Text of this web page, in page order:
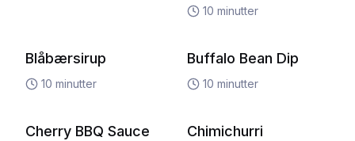
10 minutter
Blåbærsirup
10 minutter
Buffalo Bean Dip
10 minutter
Cherry BBQ Sauce Chimichurri